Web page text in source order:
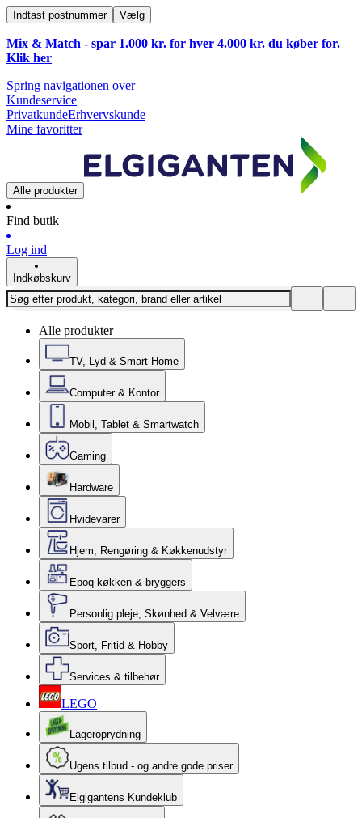
Indtast postnummer Vælg
Mix & Match - spar 1.000 kr. for hver 4.000 kr. du køber for.
Klik her
Spring navigationen over
Kundeservice
PrivatkundeErhvervskunde
Mine favoritter
Alle produkter
Find butik
Log ind
Indkøbskurv
Alle produkter
TV, Lyd & Smart Home
Computer & Kontor
Mobil, Tablet & Smartwatch
Gaming
Hardware
Hvidevarer
Hjem, Rengøring & Køkkenudstyr
Epoq køkken & bryggers
Personlig pleje, Skønhed & Velvære
Sport, Fritid & Hobby
Services & tilbehør
LEGO
Lageroprydning
Ugens tilbud - og andre gode priser
Elgigantens Kundeklub